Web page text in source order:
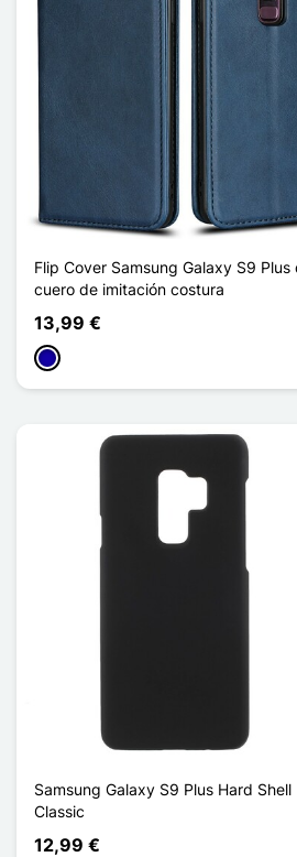
Flip Cover Samsung Galaxy S9 Plus
cuero de imitación costura
13,99 €
Azul oscuro
Samsung Galaxy S9 Plus Hard Shell
Classic
12,99 €